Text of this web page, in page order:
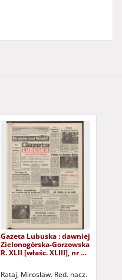
Gazeta Lubuska : dawniej
Zielonogórska-Gorzowska
R. XLII [właśc. XLIII], nr 22
Rataj, Mirosław. Red. nacz.